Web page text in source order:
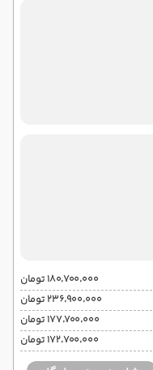
۱۸۰٬۷۰۰٬۰۰۰ تومان
۲۳۶٬۹۰۰٬۰۰۰ تومان
۱۷۷٬۷۰۰٬۰۰۰ تومان
۱۷۲٬۷۰۰٬۰۰۰ تومان